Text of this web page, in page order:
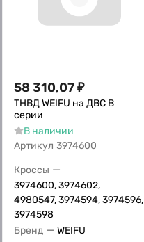
58 310,07₽
ТНВД WEIFU на ДВС B
серии
В наличии
Артикул 3974600
Кроссы —
3974600, 3974602,
4980547, 3974594, 3974596,
3974598
Бренд — WEIFU